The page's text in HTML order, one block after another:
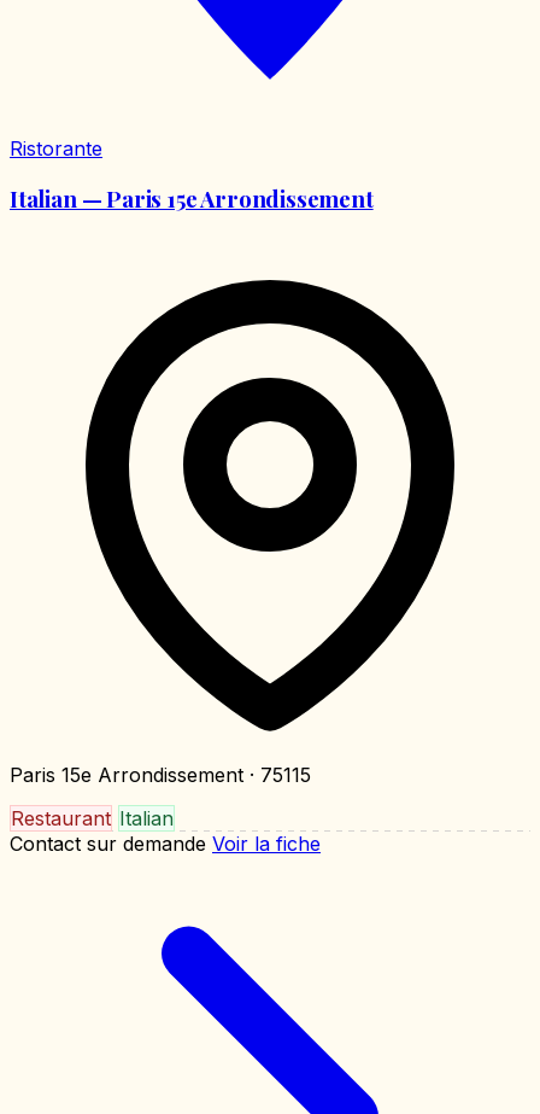
Ristorante
Italian — Paris 15e Arrondissement
Paris 15e Arrondissement · 75115
Restaurant Italian
Contact sur demande Voir la fiche